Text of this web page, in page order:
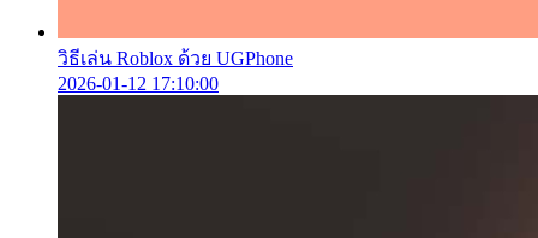
วิธีเล่น Roblox ด้วย UGPhone
2026-01-12 17:10:00